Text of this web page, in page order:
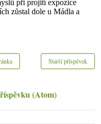
Starší příspěvek
(Atom)